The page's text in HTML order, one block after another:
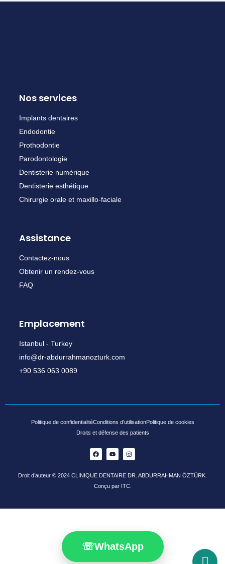
Nos services
Implants dentaires
Endodontie
Prothodontie
Parodontologie
Dentisterie numérique
Dentisterie esthétique
Chirurgie orale et maxillo-faciale
Assistance
Contactez-nous
Obtenir un rendez-vous
FAQ
Emplacement
Istanbul - Turkey
info@dr-abdurrahmanozturk.com
+90 536 063 0089
Politique de confidentialitéConditions d’utilisationPolitique de cookies
Droits et défense des patients
Droit d’auteur © 2024 CLINIQUE DENTAIRE DR. ABDURRAHMAN ÖZTÜRK.
Conçu par ITC.
☏WhatsApp